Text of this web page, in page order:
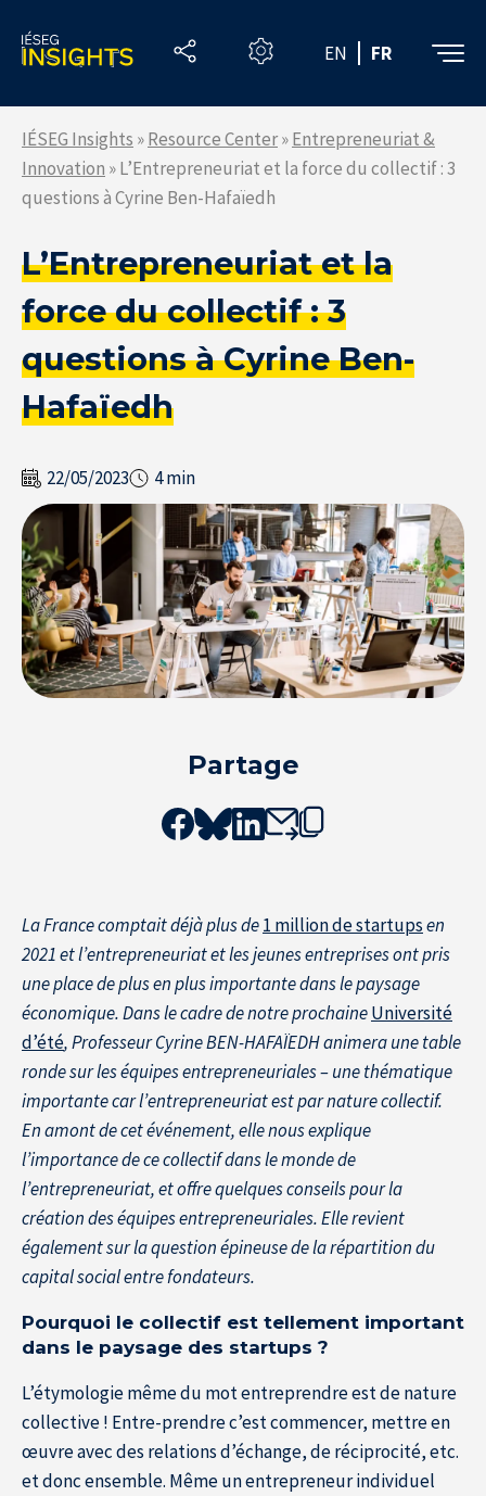
EN FR
S'inscrire à la newsletter
the
content
IÉSEG Insights »Resource Center»Entrepreneuriat &
Innovation »L’Entrepreneuriat et la force du collectif : 3
questions à Cyrine Ben-Hafaïedh
L’Entrepreneuriat et la
force du collectif : 3
questions à Cyrine Ben-
Hafaïedh
22/05/2023 4 min
Partage
La France comptait déjà plus de1 million de startupsen
2021 et l’entrepreneuriat et les jeunes entreprises ont pris
une place de plus en plus importante dans le paysage
économique. Dans le cadre de notre prochaineUniversité
d’été, Professeur Cyrine BEN-HAFAÏEDH animera une table
ronde sur les équipes entrepreneuriales – une thématique
importante car l’entrepreneuriat est par nature collectif.
En amont de cet événement, elle nous explique
l’importance de ce collectif dans le monde de
l’entrepreneuriat, et offre quelques conseils pour la
création des équipes entrepreneuriales. Elle revient
également sur la question épineuse de la répartition du
capital social entre fondateurs.
Pourquoi le collectif est tellement important
dans le paysage des startups ?
L’étymologie même du mot entreprendre est de nature
collective ! Entre-prendre c’est commencer, mettre en
œuvre avec des relations d’échange, de réciprocité, etc.
et donc ensemble. Même un entrepreneur individuel